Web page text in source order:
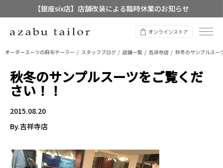
【銀座six店】店舗改装による臨時休業のお知らせ
【店舗限定】レディースオーダースーツ
オンラインストア
オーダースーツの麻布テーラー スタッフブログ 店舗一覧 吉祥寺店 秋冬のサンプルスー
秋冬のサンプルスーツをご覧くだ
さい！！
2015.08.20
By.吉祥寺店